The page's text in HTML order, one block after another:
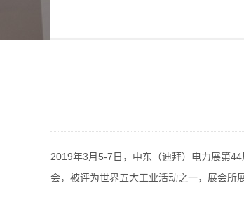
2019年3月5-7日，中东（迪拜）电力展第
会，被评为世界五大工业活动之一，展会所